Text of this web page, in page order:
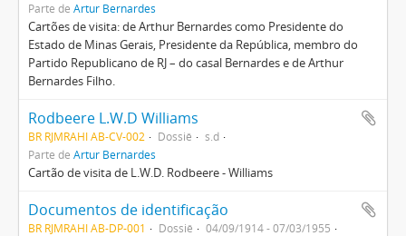
Parte de Artur Bernardes
Cartões de visita: de Arthur Bernardes como Presidente do
Estado de Minas Gerais, Presidente da República, membro do
Partido Republicano de RJ – do casal Bernardes e de Arthur
Bernardes Filho.
Rodbeere L.W.D Williams
BR RJMRAHI AB-CV-002 Dossiê
s.d
Parte de Artur Bernardes
Cartão de visita de L.W.D. Rodbeere - Williams
Documentos de identificação
BR RJMRAHI AB-DP-001 Dossiê
04/09/1914 - 07/03/1955